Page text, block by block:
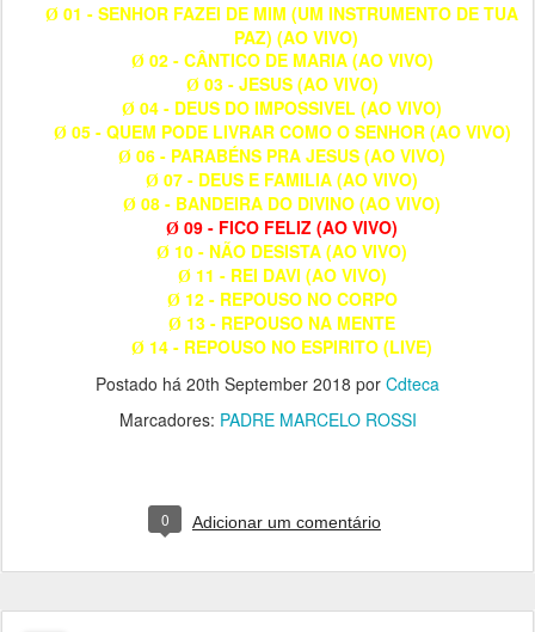
Ø 01 - SENHOR FAZEI DE MIM (UM INSTRUMENTO DE TUA
PAZ) (AO VIVO)
Ø 02 - CÂNTICO DE MARIA (AO VIVO)
Ø 03 - JESUS (AO VIVO)
Ø 04 - DEUS DO IMPOSSIVEL (AO VIVO)
Ø 05 - QUEM PODE LIVRAR COMO O SENHOR (AO VIVO)
Ø 06 - PARABÉNS PRA JESUS (AO VIVO)
Ø 07 - DEUS E FAMILIA (AO VIVO)
Ø 08 - BANDEIRA DO DIVINO (AO VIVO)
Ø 09 - FICO FELIZ (AO VIVO)
Ø 10 - NÃO DESISTA (AO VIVO)
Ø 11 - REI DAVI (AO VIVO)
Ø 12 - REPOUSO NO CORPO
Ø 13 - REPOUSO NA MENTE
Ø 14 - REPOUSO NO ESPIRITO (LIVE)
Postado há 20th September 2018 por Cdteca
Marcadores: PADRE MARCELO ROSSI
0 Adicionar um comentário